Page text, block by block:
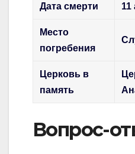
Дата смерти 11
Место
погребения
Церковь в
память
Вопрос-